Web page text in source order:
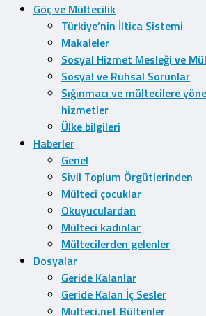
Göç ve Mültecilik
Türkiye’nin İltica Sistemi
Makaleler
Sosyal Hizmet Mesleği ve
Sosyal ve Ruhsal Sorunlar
Sığınmacı ve mültecilere
hizmetler
Ülke bilgileri
Haberler
Genel
Sivil Toplum Örgütlerinden
Mülteci çocuklar
Okuyuculardan
Mülteci kadınlar
Mültecilerden gelenler
Dosyalar
Geride Kalanlar
Geride Kalan İç Sesler
Multeci.net Bültenler